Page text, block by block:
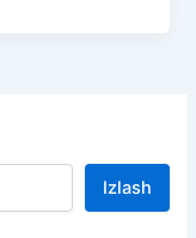
Izlash